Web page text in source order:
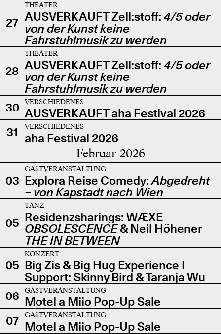
27
THEATER
AUSVERKAUFT Zell:stoff: 4/5 oder
von der Kunst keine
Fahrstuhlmusik zu werden
28
THEATER
AUSVERKAUFT Zell:stoff: 4/5 oder
von der Kunst keine
Fahrstuhlmusik zu werden
30
VERSCHIEDENES
AUSVERKAUFT aha Festival 2026
31
VERSCHIEDENES
aha Festival 2026
Februar 2026
03
GASTVERANSTALTUNG
Explora Reise Comedy:Abgedreht
– von Kapstadt nach Wien
05
TANZ
Residenzsharings: WÆXE
OBSOLESCENCE& Neil Höhener
THE IN BETWEEN
05
KONZERT
Big Zis & Big Hug Experience |
Support: Skinny Bird & Taranja Wu
06
GASTVERANSTALTUNG
Motel a Miio Pop-Up Sale
07
GASTVERANSTALTUNG
Motel a Miio Pop-Up Sale